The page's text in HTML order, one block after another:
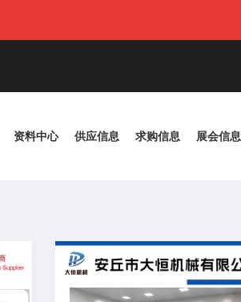
资料中心 供应信息 求购信息 展会信息